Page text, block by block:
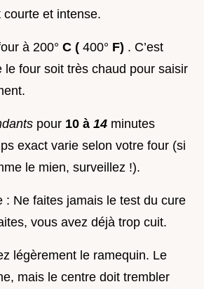
courte et intense.
à 200° C ( 400° F) . C’est
le four soit très chaud pour saisir
pour 10 à 14 minutes
exact varie selon votre four (si
le mien, surveillez !).
: Ne faites jamais le test du cure
vous avez déjà trop cuit.
légèrement le ramequin. Le
mais le centre doit trembler